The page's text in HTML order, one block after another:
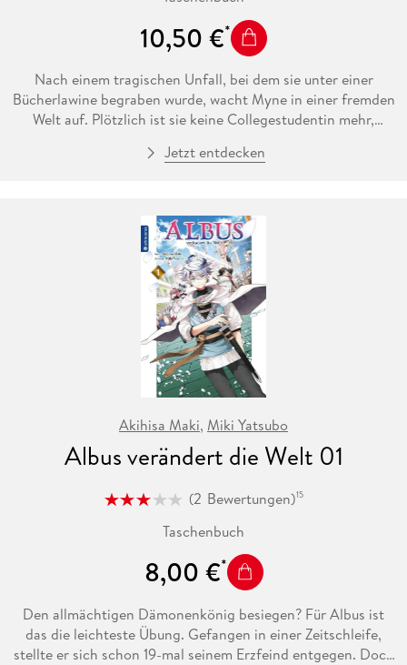
10,50 €
Nach einem tragischen Unfall, bei dem sie unter einer
Bücherlawine begraben wurde, wacht Myne in einer fremden
Welt auf. Plötzlich ist sie keine Collegestudentin mehr,
leidet an einer mysteriösen Krankheit! Aber ihre Liebe zum
sind. Was soll man bloß tun, wenn man unbedingt lesen will,
aber keine Bücher finden kann? Selbst welche herstellen!
Das erste Kapitel von Mynes Quest, ihre neue Heimat mit
Bücherliebe zu erfüllen!
Jetzt entdecken
Akihisa Maki, Miki Yatsubo
Albus verändert die Welt 01
(2 Bewertungen)15
Taschenbuch
8,00 €
Den allmächtigen Dämonenkönig besiegen? Für Albus ist
das die leichteste Übung. Gefangen in einer Zeitschleife,
stellte er sich schon 19-mal seinem Erzfeind entgegen. Doch